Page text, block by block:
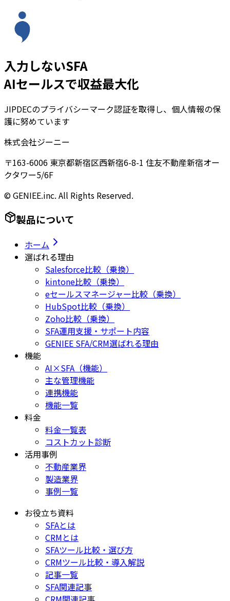
入力しないSFA
AIセールスで収益最大化
JIPDECのプライバシーマーク認証を取得し、個人情報の保
護に努めています
株式会社ジーニー
〒163-6006 東京都新宿区西新宿6-8-1 住友不動産新宿オー
クタワー5/6F
© GENIEE.inc. All Rights Reserved.
製品について
ホーム
選ばれる理由
Salesforce比較（乗換）
kintone比較（乗換）
eセールスマネージャー比較（乗換）
HubSpot比較（乗換）
Zoho比較（乗換）
SFA運用支援・サポート内容
GENIEE SFA/CRM選ばれる理由
機能
AI×SFA（機能）
主な管理機能
連携機能
機能一覧
料金
料金一覧表
コストカット診断
活用事例
不動産業界
製造業界
事例一覧
お役立ち資料
SFAとは
CRMとは
SFAツール比較・選び方
CRMツール比較・導入解説
記事一覧
SFA関連記事